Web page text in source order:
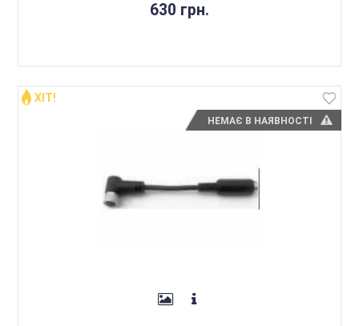
630 грн.
НЕМАЄ В НАЯВНОСТІ
ХІТ!